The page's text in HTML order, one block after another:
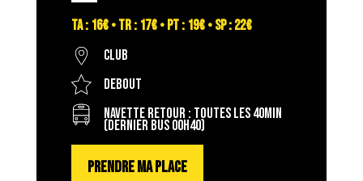
TA : 16€ • TR : 17€ • PT : 19€ • SP : 22€
Club
Debout
Navette retour : toutes les 40min
(dernier bus 00h40)
PRENDRE MA PLACE